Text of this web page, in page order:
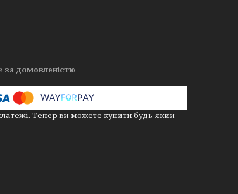
за домовленістю
Тепер ви можете купити будь-який